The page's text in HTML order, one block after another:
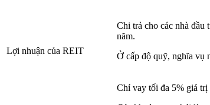
Lợi nhuận của REIT
Chi trả cho các nhà
năm.
Ở cấp độ quỹ, nghĩa vụ
Chỉ vay tối đa 5% giá trị